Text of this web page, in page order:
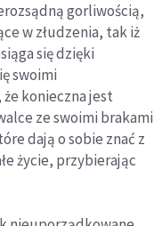
gorliwością,
w złudzenia, tak iż
się dzięki
swoimi
konieczna jest
ze swoimi brakami
dają o sobie znać z
życie, przybierając